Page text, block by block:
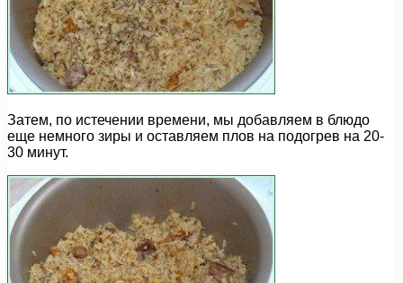
Затем, по истечении времени, мы добавляем в блюдо
еще немного зиры и оставляем плов на подогрев на 20-
30 минут.